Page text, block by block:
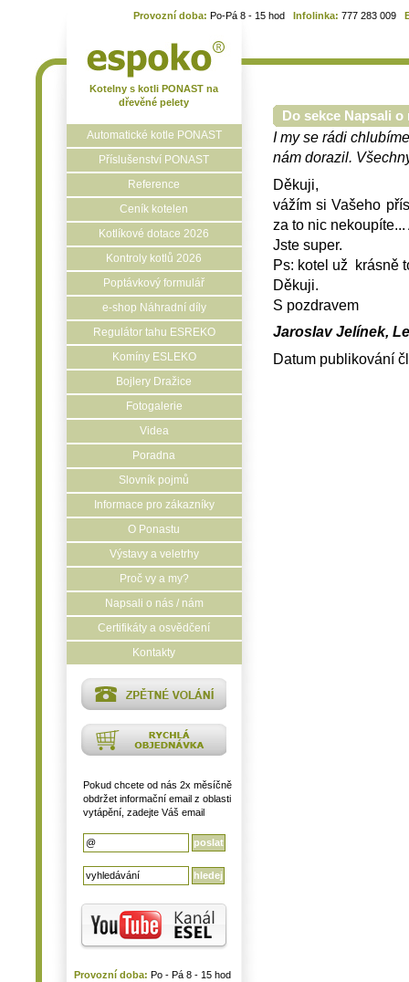
Provozní doba: Po-Pá 8 - 15 hod Infolinka: 777 283 009
Kotelny s kotli PONAST na
dřevěné pelety
Automatické kotle PONAST
Příslušenství PONAST
Reference
Ceník kotelen
Kotlíkové dotace 2026
Kontroly kotlů 2026
Poptávkový formulář
e-shop Náhradní díly
Regulátor tahu ESREKO
Komíny ESLEKO
Bojlery Dražice
Fotogalerie
Videa
Poradna
Slovník pojmů
Informace pro zákazníky
O Ponastu
Výstavy a veletrhy
Proč vy a my?
Napsali o nás / nám
Certifikáty a osvědčení
Kontakty
Pokud chcete od nás 2x měsíčně
obdržet informační email z oblasti
vytápění, zadejte Váš email
Provozní doba: Po - Pá 8 - 15 hod
Do sekce Napsali
I my se rádi
nám dorazil.
Děkuji,
vážím si Vašeho
za to nic
Jste super.
Ps: kotel už krásně
Děkuji.
S pozdravem
Jaroslav Jelínek,
Datum publikování